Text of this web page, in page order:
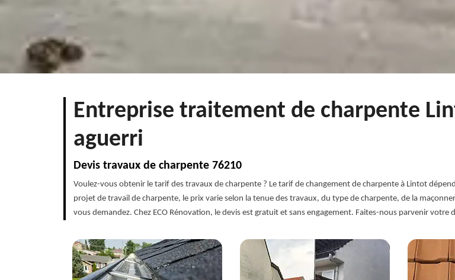
Entreprise traitement de charpente
aguerri
Devis travaux de charpente 76210
Voulez-vous obtenir le tarif des travaux de charpente ? Le tarif de changement de charpente à Lintot
projet de travail de charpente, le prix varie selon la tenue des travaux, du type de charpente, de la
vous demandez. Chez ECO Rénovation, le devis est gratuit et sans engagement. Faites-nous parvenir votre